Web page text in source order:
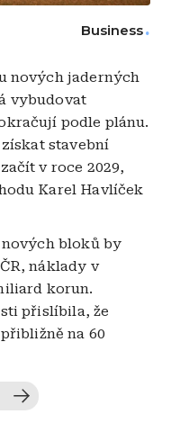
Business
nových jaderných
vybudovat
podle plánu.
stavební
v roce 2029,
Karel Havlíček
nových bloků by
náklady v
korun.
přislíbila, že
na 60